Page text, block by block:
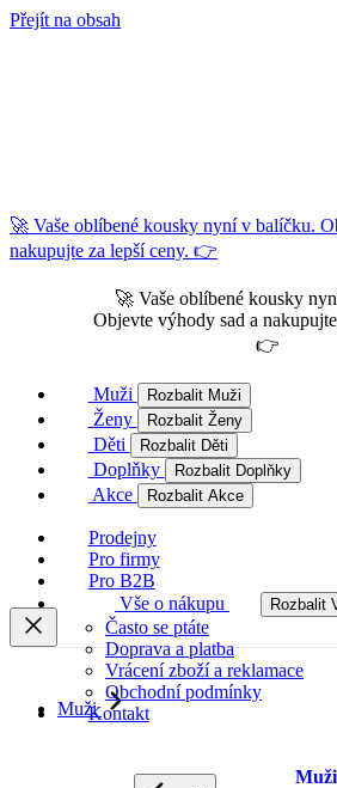
Přejít na obsah
🚀 Vaše oblíbené kousky nyní v balíčku.
nakupujte za lepší ceny. 👉
🚀 Vaše oblíbené kousky
Objevte výhody sad a
👉
Muži Rozbalit Muži
Ženy Rozbalit Ženy
Děti Rozbalit Děti
Doplňky Rozbalit Doplňky
Akce Rozbalit Akce
Prodejny
Pro firmy
Pro B2B
Vše o nákupu
Rozbalit
Často se ptáte
Doprava a platba
Vrácení zboží a reklamace
Obchodní podmínky
Kontakt
Muži
Muži